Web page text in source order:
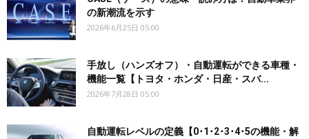
の新潮流を示す
2026年6月25日 05:00
手放し（ハンズオフ）・自動運転ができる車種・
機能一覧【トヨタ・ホンダ・日産・スバ...
2026年7月28日 05:00
自動運転レベルの定義【0･1･2･3･4･5の機能・解